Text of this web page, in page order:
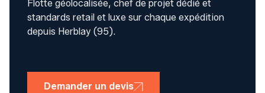
Flotte géolocalisée, chef de projet dédié et
standards retail et luxe sur chaque expédition
depuis Herblay (95).
Demander un devis